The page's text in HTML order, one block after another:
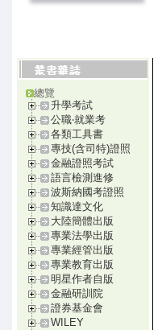
總覽
升學考試
公職‧就業考
各類工具書
專技(含司特)證照
金融證照考試
語言檢測進修
波斯納國考證照
知識達文化
大陸簡體出版
專業法學出版
專業經管出版
專業教育出版
明星作者自版
金融研訓院
證券基金會
WILEY